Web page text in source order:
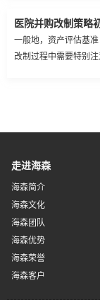
医院并购改制策
一般地，资产评估基
改制过程中需要特别
理层收购等八种改制
走进海森
海森简介
海森文化
海森团队
海森优势
海森荣誉
海森客户